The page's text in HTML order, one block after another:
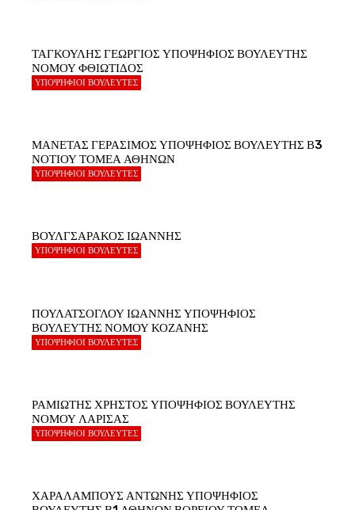
ΤΑΓΚΟΥΛΗΣ ΓΕΩΡΓΙΟΣ ΥΠΟΨΗΦΙΟΣ ΒΟΥΛΕΥΤΗΣ
ΝΟΜΟΥ ΦΘΙΩΤΙΔΟΣ
ΥΠΟΨΗΦΙΟΙ ΒΟΥΛΕΥΤΕΣ
ΜΑΝΕΤΑΣ ΓΕΡΑΣΙΜΟΣ ΥΠΟΨΗΦΙΟΣ ΒΟΥΛΕΥΤΗΣ Β3
ΝΟΤΙΟΥ ΤΟΜΕΑ ΑΘΗΝΩΝ
ΥΠΟΨΗΦΙΟΙ ΒΟΥΛΕΥΤΕΣ
ΒΟΥΛΓΣΑΡΑΚΟΣ ΙΩΑΝΝΗΣ
ΥΠΟΨΗΦΙΟΙ ΒΟΥΛΕΥΤΕΣ
ΠΟΥΛΑΤΣΟΓΛΟΥ ΙΩΑΝΝΗΣ ΥΠΟΨΗΦΙΟΣ
ΒΟΥΛΕΥΤΗΣ ΝΟΜΟΥ ΚΟΖΑΝΗΣ
ΥΠΟΨΗΦΙΟΙ ΒΟΥΛΕΥΤΕΣ
ΡΑΜΙΩΤΗΣ ΧΡΗΣΤΟΣ ΥΠΟΨΗΦΙΟΣ ΒΟΥΛΕΥΤΗΣ
ΝΟΜΟΥ ΛΑΡΙΣΑΣ
ΥΠΟΨΗΦΙΟΙ ΒΟΥΛΕΥΤΕΣ
ΧΑΡΑΛΑΜΠΟΥΣ ΑΝΤΩΝΗΣ ΥΠΟΨΗΦΙΟΣ